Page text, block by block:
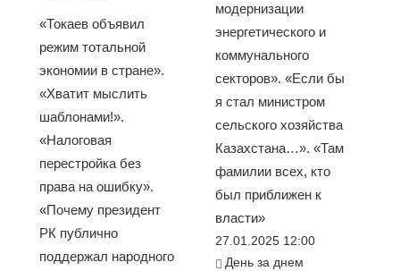
«Токаев объявил
режим тотальной
экономии в стране».
«Хватит мыслить
шаблонами!».
«Налоговая
перестройка без
права на ошибку».
«Почему президент
РК публично
поддержал народного
модернизации
энергетического и
коммунального
секторов». «Если бы
я стал министром
сельского хозяйства
Казахстана…». «Там
фамилии всех, кто
был приближен к
власти»
27.01.2025 12:00
День за днем